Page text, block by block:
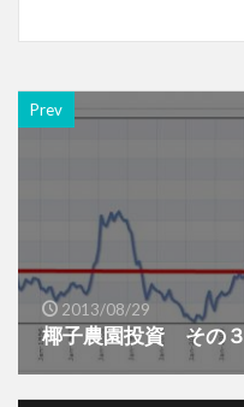
Prev
2013/08/29
椰子農園投資 その３